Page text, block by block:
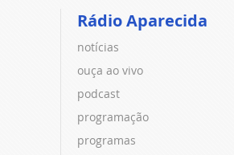
Rádio Aparecida
notícias
ouça ao vivo
podcast
programação
programas